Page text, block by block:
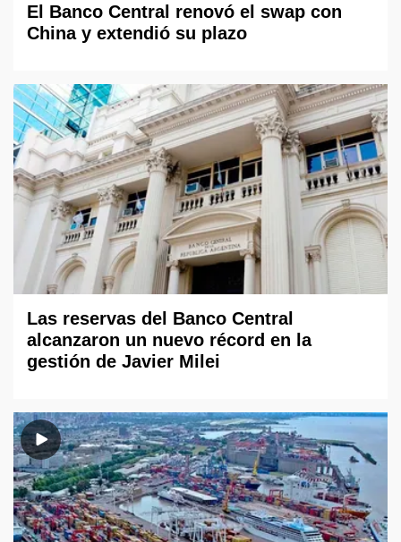
El Banco Central renovó el swap con
China y extendió su plazo
Las reservas del Banco Central
alcanzaron un nuevo récord en la
gestión de Javier Milei